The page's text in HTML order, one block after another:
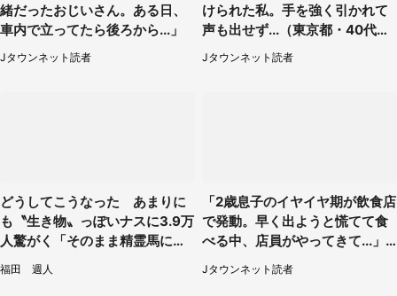
緒だったおじいさん。ある日、
車内で立ってたら後ろから...」
Jタウンネット読者
けられた私。手を強く引かれて
声も出せず...（東京都・40代女
Jタウンネット読者
どうしてこうなった あまりに
も〝生き物〟っぽいナスに3.9万
人驚がく「そのまま精霊馬に使
えそう」
福田 週人
「2歳息子のイヤイヤ期が飲食店
で発動。早く出ようと慌てて食
べる中、店員がやってきて...」
（岡山県・40代女性）
Jタウンネット読者